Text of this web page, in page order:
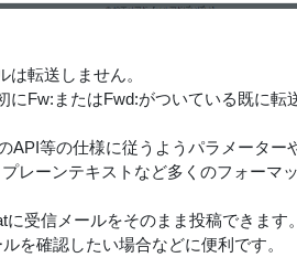
転送しません。
にFw:またはFwd:がついている既に
API等の仕様に従うようパラメーター
レーンテキストなど多くのフォーマ
受信メールをそのまま投稿できます
を確認したい場合などに便利です。